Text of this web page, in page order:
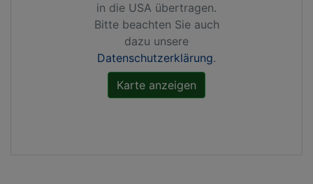
in die USA übertragen.
Bitte beachten Sie auch
dazu unsere
Datenschutzerklärung.